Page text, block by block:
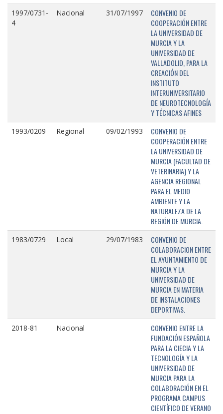
1997/0731-
4
Nacional 31/07/1997
CONVENIO DE
COOPERACIÓN ENTRE
LA UNIVERSIDAD DE
MURCIA Y LA
UNIVERSIDAD DE
VALLADOLID, PARA LA
CREACIÓN DEL
INSTITUTO
INTERUNIVERSITARIO
DE NEUROTECNOLOGÍA
Y TÉCNICAS AFINES
1993/0209 Regional 09/02/1993
CONVENIO DE
COOPERACIÓN ENTRE
LA UNIVERSIDAD DE
MURCIA (FACULTAD DE
VETERINARIA) Y LA
AGENCIA REGIONAL
PARA EL MEDIO
AMBIENTE Y LA
NATURALEZA DE LA
REGIÓN DE MURCIA.
1983/0729 Local 29/07/1983
CONVENIO DE
COLABORACION ENTRE
EL AYUNTAMIENTO DE
MURCIA Y LA
UNIVERSIDAD DE
MURCIA EN MATERIA
DE INSTALACIONES
DEPORTIVAS.
2018-81 Nacional
CONVENIO ENTRE LA
FUNDACIÓN ESPAÑOLA
PARA LA CIECIA Y LA
TECNOLOGÍA Y LA
UNIVERSIDAD DE
MURCIA PARA LA
COLABORACIÓN EN EL
PROGRAMA CAMPUS
CIENTÍFICO DE VERANO